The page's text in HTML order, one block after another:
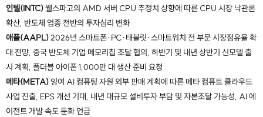
인텔(INTC)웰스파고의 AMD 서버 CPU 추정치 상향에 따른 CPU 시장 낙관론
확산, 반도체 업종 전반의 투자심리 변화
애플(AAPL) 2026년 스마트폰·PC·태블릿·스마트워치 전 부문 시장점유율 확
대 전망, 중국 반도체 기업 메모리칩 조달 협의, 하반기 및 내년 상반기 신모델 출
시 계획, 폴더블 아이폰 1,000만 대 생산 준비 요청
메타(META)잉여 AI 컴퓨팅 자원 외부 판매 계획에 따른 메타 컴퓨트 클라우드
사업 진출, EPS 개선 기대, 내년 대규모 설비투자 부담 및 자본조달 가능성, AI 에
이전트 개발 속도 둔화 언급